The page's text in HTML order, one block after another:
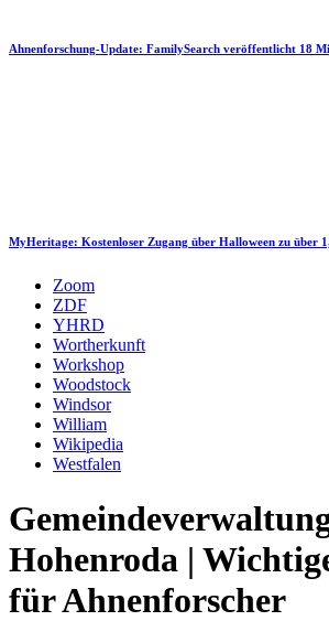
Ahnenforschung-Update: FamilySearch veröffentlicht 18
MyHeritage: Kostenloser Zugang über Halloween zu über
Zoom
ZDF
YHRD
Wortherkunft
Workshop
Woodstock
Windsor
William
Wikipedia
Westfalen
Hohenroda |
für Ahnenforscher